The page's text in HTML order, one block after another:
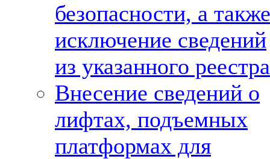
безопасности, а также
исключение сведений
из указанного реестра
Внесение сведений о
лифтах, подъемных
платформах для